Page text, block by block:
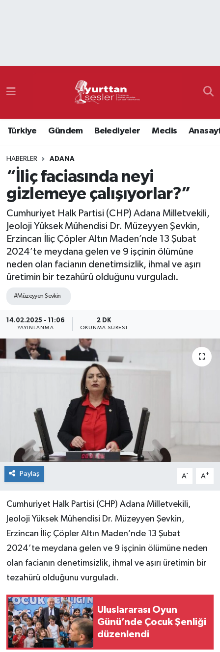
Türkiye Gündem Belediyeler Meclis
HABERLER ADANA
“İliç faciasında neyi
gizlemeye çalışıyorlar?”
Cumhuriyet Halk Partisi (CHP) Adana Milletvekili,
Jeoloji Yüksek Mühendisi Dr. Müzeyyen Şevkin,
Erzincan İliç Çöpler Altın Maden’nde 13 Şubat
2024’te meydana gelen ve 9 işçinin ölümüne
neden olan facianın denetimsizlik, ihmal ve aşırı
üretimin bir tezahürü olduğunu vurguladı.
#Müzeyyen Şevkin
14.02.2025 - 11:06
YAYINLANMA
2 DK
OKUNMA SÜRESI
Paylaş A- A+
Cumhuriyet Halk Partisi (CHP) Adana Milletvekili,
Jeoloji Yüksek Mühendisi Dr. Müzeyyen Şevkin,
Erzincan İliç Çöpler Altın Maden’nde 13 Şubat
2024’te meydana gelen ve 9 işçinin ölümüne neden
olan facianın denetimsizlik, ihmal ve aşırı üretimin bir
tezahürü olduğunu vurguladı.
Uluslararası Oyun
Günü’nde Çocuk Şenliği
düzenlendi
Namaz Vakitleri
Süper Lig Puan Durumu ve Fikstür
Tüm Manşetler
Son Dakika Haberleri
Haber Arşivi